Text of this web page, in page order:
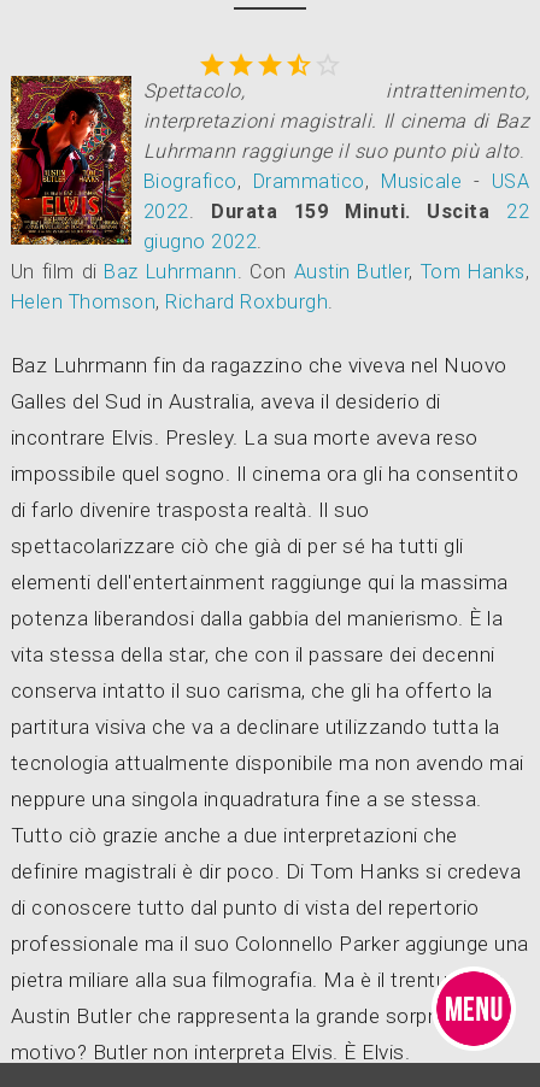

Spettacolo, intrattenimento,
interpretazioni magistrali. Il cinema di Baz
Luhrmann raggiunge il suo punto più alto.
Biografico, Drammatico, Musicale - USA
2022
Durata 159 Minuti. Uscita
22
giugno 2022
Un film di Baz Luhrmann Con Austin Butler, Tom Hanks,
Helen Thomson, Richard Roxburgh
Baz Luhrmann fin da ragazzino che viveva nel Nuovo
Galles del Sud in Australia, aveva il desiderio di
incontrare Elvis. Presley. La sua morte aveva reso
impossibile quel sogno. Il cinema ora gli ha consentito
di farlo divenire trasposta realtà. Il suo
spettacolarizzare ciò che già di per sé ha tutti gli
elementi dell'entertainment raggiunge qui la massima
potenza liberandosi dalla gabbia del manierismo. È la
vita stessa della star, che con il passare dei decenni
conserva intatto il suo carisma, che gli ha offerto la
partitura visiva che va a declinare utilizzando tutta la
tecnologia attualmente disponibile ma non avendo mai
neppure una singola inquadratura fine a se stessa.
Tutto ciò grazie anche a due interpretazioni che
definire magistrali è dir poco. Di Tom Hanks si credeva
di conoscere tutto dal punto di vista del repertorio
professionale ma il suo Colonnello Parker aggiunge una
pietra miliare alla sua filmografia. Ma è il trentunenne
Austin Butler che rappresenta la grande sorpresa. Il
motivo? Butler non interpreta Elvis. È Elvis.